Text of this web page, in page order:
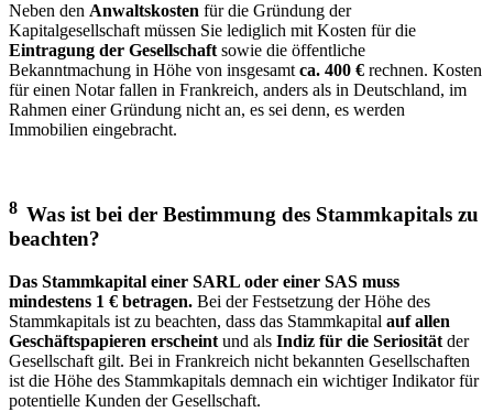
Neben den Anwaltskosten für die Gründung der
Kapitalgesellschaft müssen Sie lediglich mit Kosten für die
Eintragung der Gesellschaft sowie die öffentliche
Bekanntmachung in Höhe von insgesamt ca. 400 € rechnen. Kosten
für einen Notar fallen in Frankreich, anders als in Deutschland, im
Rahmen einer Gründung nicht an, es sei denn, es werden
Immobilien eingebracht.
8 Was ist bei der Bestimmung des Stammkapitals zu
beachten?
Das Stammkapital einer SARL oder einer SAS muss
mindestens 1 € betragen. Bei der Festsetzung der Höhe des
Stammkapitals ist zu beachten, dass das Stammkapital auf allen
Geschäftspapieren erscheint und als Indiz für die Seriosität der
Gesellschaft gilt. Bei in Frankreich nicht bekannten Gesellschaften
ist die Höhe des Stammkapitals demnach ein wichtiger Indikator für
potentielle Kunden der Gesellschaft.